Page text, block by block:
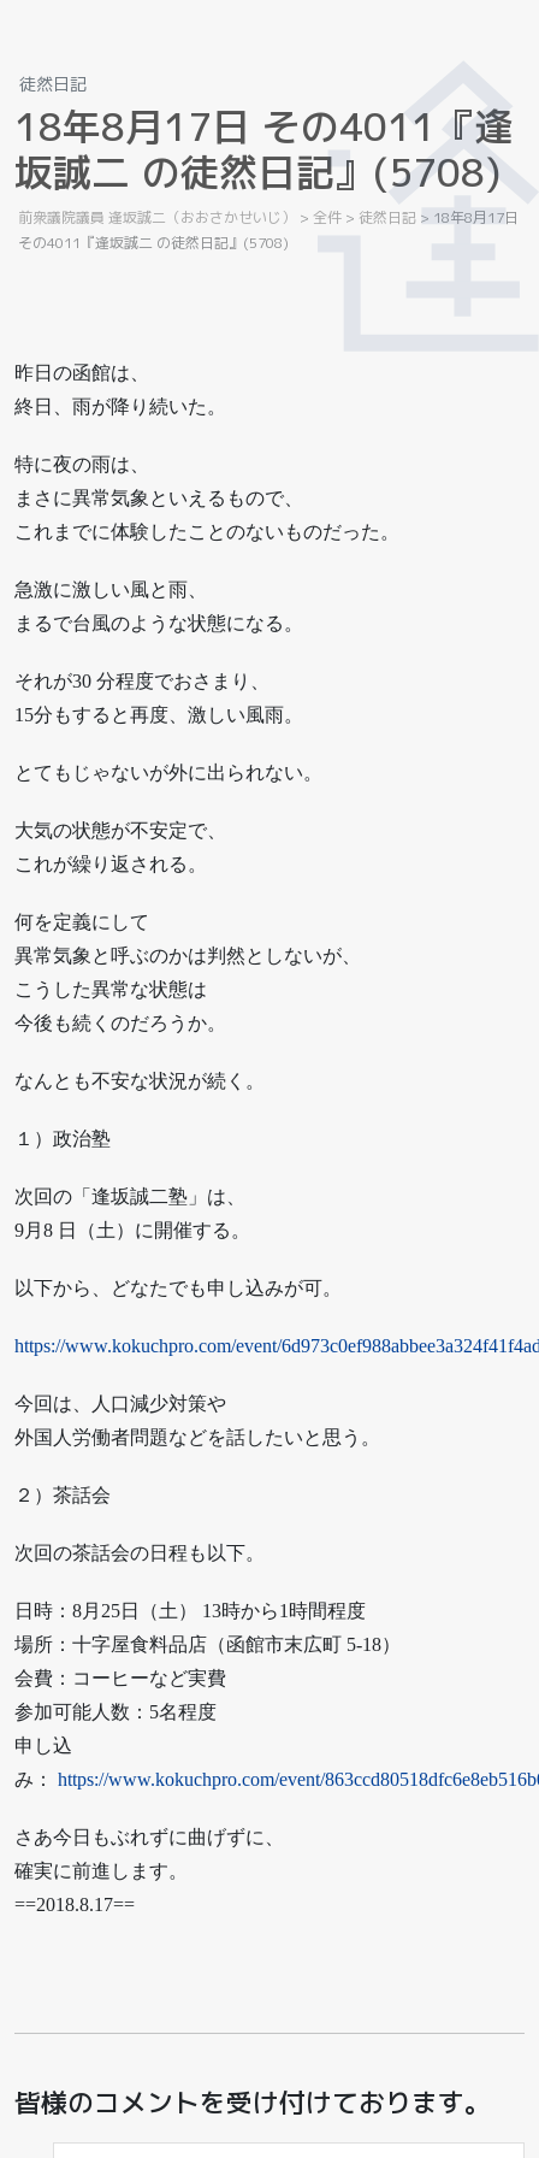
徒然日記
18年8月1 7日 その4011 『逢
坂誠二 の徒然日記』 (5708)
前衆議院議員 逢坂誠二（おおさかせいじ） > 全件 > 徒然日記 > 18年8月17日
その4011『逢坂誠二 の徒然日記』(5708)
昨日の函館は、
終日、雨が降り続いた。
特に夜の雨は、
まさに異常気象といえるもので、
これまでに体験したことのないものだった。
急激に激しい風と雨、
まるで台風のような状態になる。
それが30 分程度でおさまり、
15分もすると再度、激しい風雨。
とてもじゃないが外に出られない。
大気の状態が不安定で、
これが繰り返される。
何を定義にして
異常気象と呼ぶのかは判然としないが、
こうした異常な状態は
今後も続くのだろうか。
なんとも不安な状況が続く。
１）政治塾
次回の「逢坂誠二塾」は、
9月8 日（土）に開催する。
以下から、どなたでも申し込みが可。
https://www.kokuchpro.com/event/
今回は、人口減少対策や
外国人労働者問題などを話したいと思う。
２）茶話会
次回の茶話会の日程も以下。
日時：8月25日（土） 13時から1時間程度
場所：十字屋食料品店（函館市末広町 5-18）
会費：コーヒーなど実費
参加可能人数：5名程度
申し込
み： https://www.kokuchpro.com/event/
さあ今日もぶれずに曲げずに、
確実に前進します。
==2018.8.17==
皆様のコメントを受け付けております。